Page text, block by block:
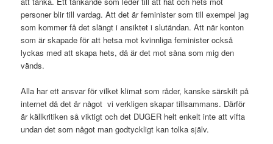
personer blir till vardag. Att det är feminister som till exempel jag
som kommer få det slängt i ansiktet i slutändan. Att när konton
som är skapade för att hetsa mot kvinnliga feminister också
lyckas med att skapa hets, då är det mot såna som mig den
vänds.
Alla har ett ansvar för vilket klimat som råder, kanske särskilt på
internet då det är något vi verkligen skapar tillsammans. Därför
är källkritiken så viktigt och det DUGER helt enkelt inte att vifta
undan det som något man godtyckligt kan tolka själv.